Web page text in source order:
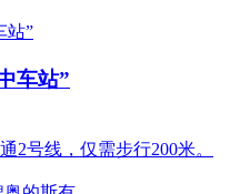
车站”
2号线，仅需步行200米。